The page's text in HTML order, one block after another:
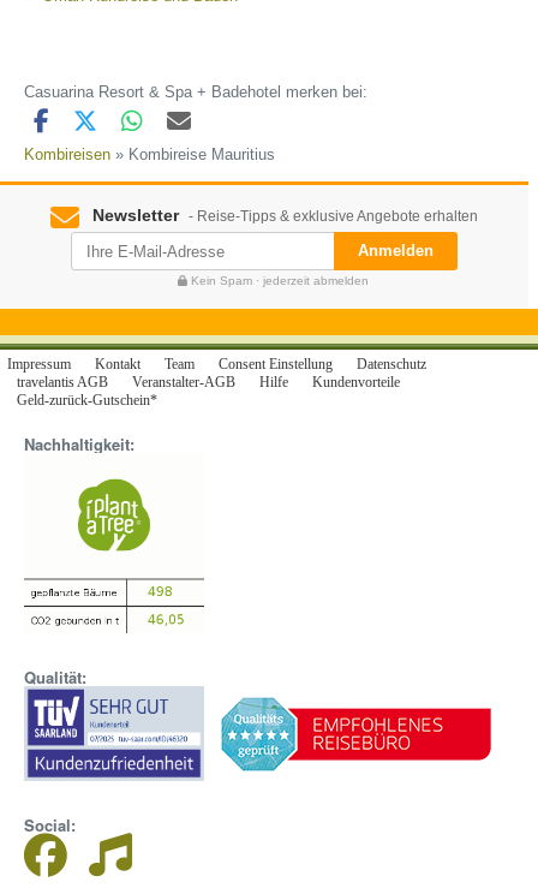
Casuarina Resort & Spa + Badehotel merken bei:
Kombireisen » Kombireise Mauritius
Newsletter - Reise-Tipps & exklusive Angebote erhalten
Anmelden
Kein Spam · jederzeit abmelden
Impressum Kontakt Team Consent Einstellung
Datenschutz
travelantis AGB
Veranstalter-AGB Hilfe
Kundenvorteile
Geld-zurück-Gutschein*
Nachhaltigkeit:
Qualität:
Social: